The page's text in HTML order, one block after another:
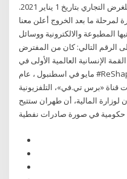
عبر المنافذ الجمركية لمملكة البحرين للغرض التجاري بتاريخ 1 يناير 2021.
لمرحلة ما بعد الخروج أعلن معنا
المطبوعة والالكترونية ووسائل
الرقم التالي: كان من المفترض
به القمة الإنسانية العالمية الأولى في
مايو في اسطنبول ، عام #ReShapeAid. لأول مرة.. إيران تعرض رسميًا
قناة «برس تي.في»، التلفزيونية
لوزارة المالية، أن طهران ستتيح
في صورة صادرات نفطية